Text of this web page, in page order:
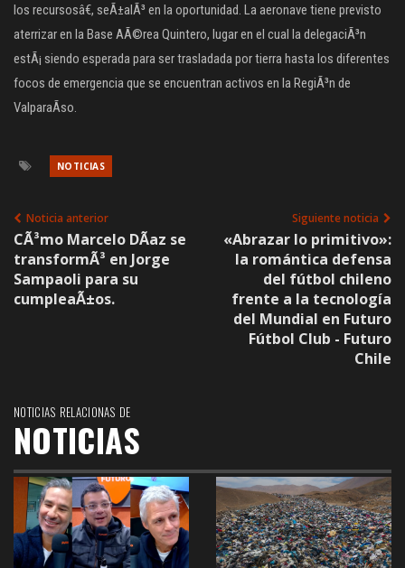
los recursosâ€, seÃ±alÃ³ en la oportunidad. La aeronave tiene previsto
aterrizar en la Base AÃ©rea Quintero, lugar en el cual la delegaciÃ³n
estÃ¡ siendo esperada para ser trasladada por tierra hasta los diferentes
focos de emergencia que se encuentran activos en la RegiÃ³n de
ValparaÃ­so.
NOTICIAS
Noticia anterior
CÃ³mo Marcelo DÃ­az se
transformÃ³ en Jorge
Sampaoli para su
cumpleaÃ±os.
Siguiente noticia
«Abrazar lo primitivo»:
la romántica defensa
del fútbol chileno
frente a la tecnología
del Mundial en Futuro
Fútbol Club - Futuro
Chile
NOTICIAS RELACIONAS DE
NOTICIAS